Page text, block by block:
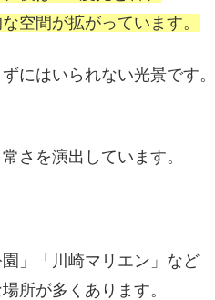
空間が拡がっています。
にはいられない光景です。
さを演出しています。
」「川崎マリエン」など
所が多くあります。